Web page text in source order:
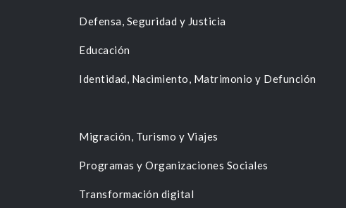
Defensa, Seguridad y Justicia
Educación
Identidad, Nacimiento, Matrimonio y Defunción
Migración, Turismo y Viajes
Programas y Organizaciones Sociales
Transformación digital